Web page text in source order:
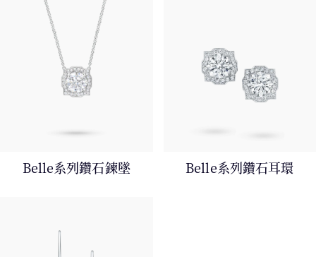
Belle系列鑽石鍊墜 Belle系列鑽石耳環